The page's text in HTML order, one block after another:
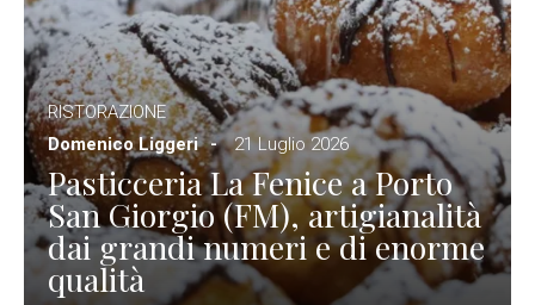
RISTORAZIONE
Domenico Liggeri
21 Luglio 2026
Pasticceria La Fenice a Porto
San Giorgio (FM), artigianalità
dai grandi numeri e di enorme
qualità